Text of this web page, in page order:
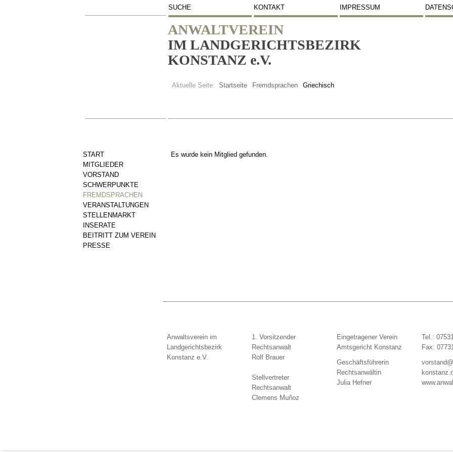
SUCHE KONTAKT IMPRESSUM
ANWALTVEREIN
IM LANDGERICHTSBEZIRK
KONSTANZ e.V.
Aktuelle Seite: Startseite Fremdsprachen Griechisch
Es wurde kein Mitglied gefunden.
START
MITGLIEDER
VORSTAND
SCHWERPUNKTE
FREMDSPRACHEN
VERANSTALTUNGEN
STELLENMARKT
INSERATE
BEITRITT ZUM VEREIN
PRESSE
Anwaltsverein im
Landgerichtsbezirk
Konstanz e.V.
1. Vorsitzender
Rechtsanwalt
Rolf Brauer
Stellvertreter
Rechtsanwalt
Clemens Muñoz
Eingetragener Verein
Amtsgericht Konstanz
Geschäftsführerin
Rechtsanwältin
Julia Hefner
Tel.:
Fax: